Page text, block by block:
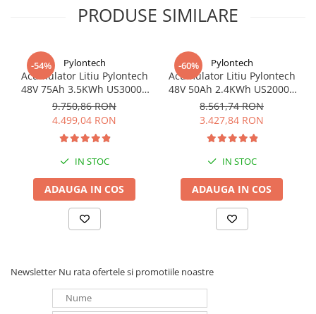
PRODUSE SIMILARE
-54% Pylontech
Acumulator Litiu Pylontech
48V 75Ah 3.5KWh US3000C
pentru sisteme fotovoltaice
9.750,86 RON
4.499,04 RON
IN STOC
ADAUGA IN COS
-60% Pylontech
Acumulator Litiu Pylontech
48V 50Ah 2.4KWh US2000C
pentru sisteme fotovoltaice
8.561,74 RON
3.427,84 RON
IN STOC
ADAUGA IN COS
Newsletter Nu rata ofertele si promotiile noastre